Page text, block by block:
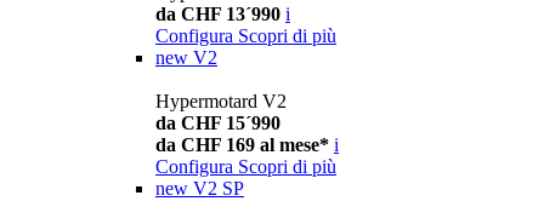
da CHF 13´990 i
Configura Scopri di più
new V2
Hypermotard V2
da CHF 15´990
da CHF 169 al mese* i
Configura Scopri di più
new V2 SP